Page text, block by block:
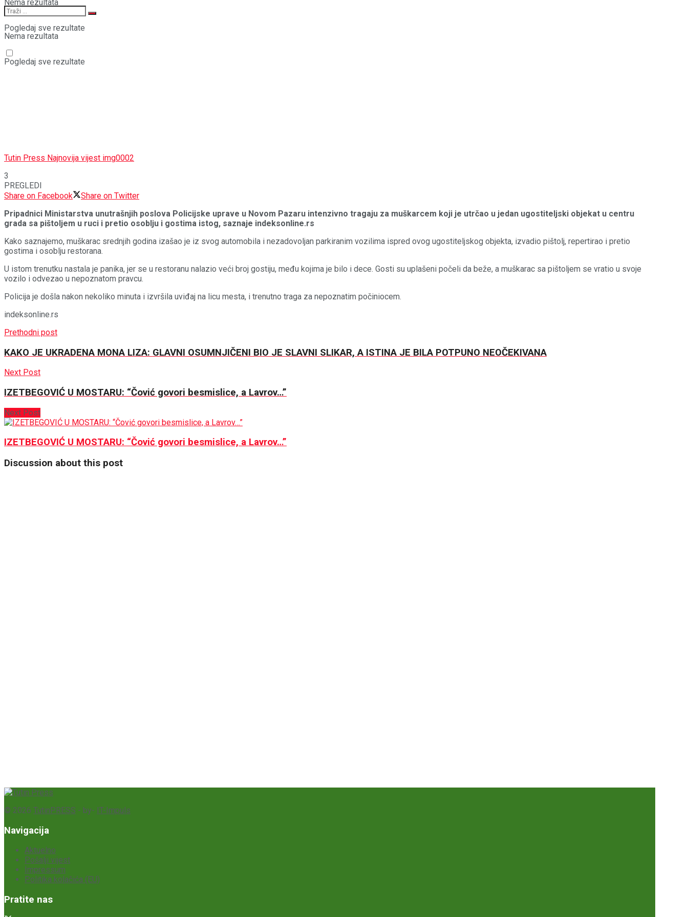
Nema rezultata
Pogledaj sve rezultate
Nema rezultata
Pogledaj sve rezultate
Tutin Press Najnovija vijest img0002
3
PREGLEDI
Share on Facebook
Share on Twitter
Pripadnici Ministarstva unutrašnjih poslova Policijske uprave u Novom Pazaru intenzivno tragaju za muškarcem koji je utrčao u jedan ugostiteljski objekat u centru
grada sa pištoljem u ruci i pretio osoblju i gostima istog, saznaje indeksonline.rs
Kako saznajemo, muškarac srednjih godina izašao je iz svog automobila i nezadovoljan parkiranim vozilima ispred ovog ugostiteljskog objekta, izvadio pištolj, repertirao i pretio
gostima i osoblju restorana.
U istom trenutku nastala je panika, jer se u restoranu nalazio veći broj gostiju, među kojima je bilo i dece. Gosti su uplašeni počeli da beže, a muškarac sa pištoljem se vratio u svoje
vozilo i odvezao u nepoznatom pravcu.
Policija je došla nakon nekoliko minuta i izvršila uviđaj na licu mesta, i trenutno traga za nepoznatim počiniocem.
indeksonline.rs
Prethodni post
KAKO JE UKRADENA MONA LIZA: GLAVNI OSUMNJIČENI BIO JE SLAVNI SLIKAR, A ISTINA JE BILA POTPUNO NEOČEKIVANA
Next Post
IZETBEGOVIĆ U MOSTARU: “Čović govori besmislice, a Lavrov…”
Next Post
IZETBEGOVIĆ U MOSTARU: “Čović govori besmislice, a Lavrov…”
Discussion about this post
© 2026 TutinPRESS - by- IT-Impuls
Navigacija
Aktuelno
Pošalji vijest
Impressum
Politika kolačića (EU)
Pratite nas